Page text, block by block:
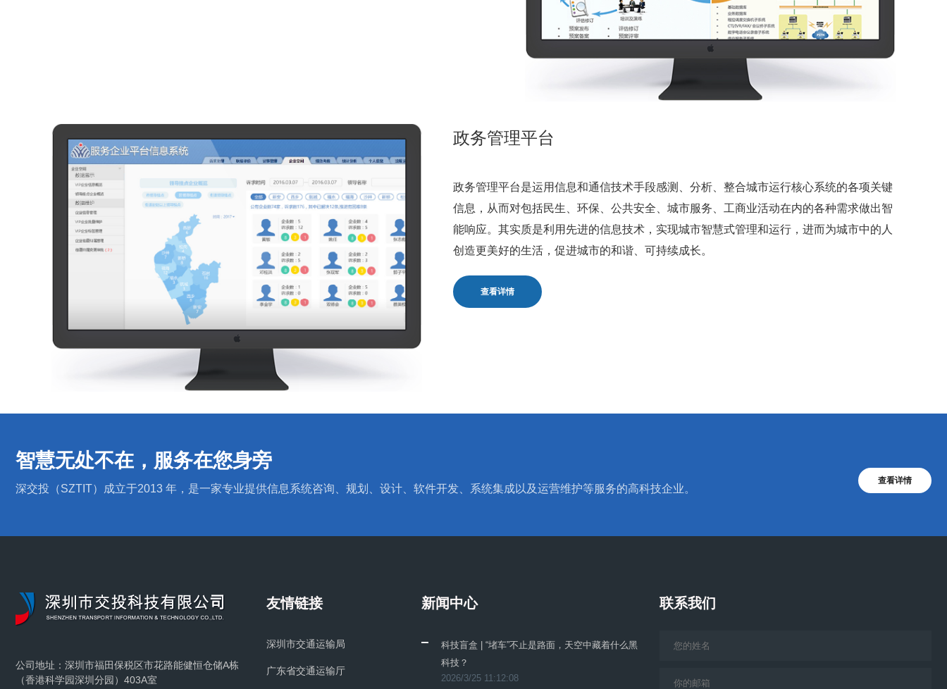
政务管理平台
政务管理平台是运用信息和通信技术手段感测、分析、整合城市运行核心系统的各项关键
信息，从而对包括民生、环保、公共安全、城市服务、工商业活动在内的各种需求做出智
能响应。其实质是利用先进的信息技术，实现城市智慧式管理和运行，进而为城市中的人
创造更美好的生活，促进城市的和谐、可持续成长。
查看详情
智慧无处不在，服务在您身旁
深交投（SZTIT）成立于2013 年，是一家专业提供信息系统咨询、规划、设计、软件开发、系统集成以及运营维护等服务的高科技企业。
查看详情
公司地址：深圳市福田保税区市花路能健恒仓储A栋
（香港科学园深圳分园）403A室
友情链接
深圳市交通运输局
广东省交通运输厅
新闻中心
科技盲盒 | “堵车”不止是路面，天空中藏着什么黑
科技？
2026/3/25 11:12:08
联系我们